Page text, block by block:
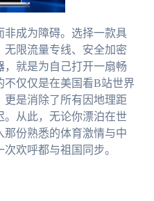
非成为障碍。选择一款具
限流量专线、安全加密
就是为自己打开一扇畅
仅仅是在美国看B站世界
是消除了所有因地理距
。从此，无论你漂泊在世
那份熟悉的体育激情与中
欢呼都与祖国同步。